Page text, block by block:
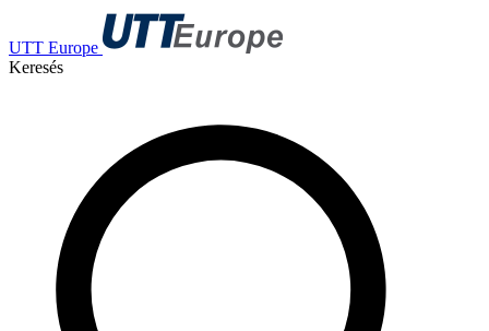
UTT Europe
Keresés